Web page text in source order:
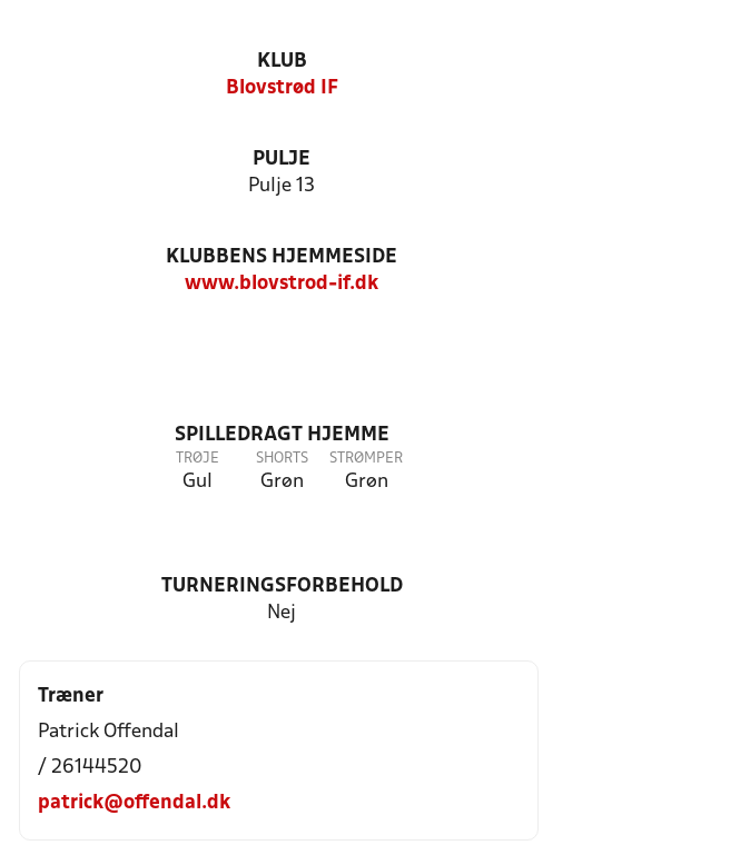
KLUB
Blovstrød IF
PULJE
Pulje 13
KLUBBENS HJEMMESIDE
www.blovstrod-if.dk
SPILLEDRAGT HJEMME
TRØJE
Gul
SHORTS
Grøn
STRØMPER
Grøn
TURNERINGSFORBEHOLD
Nej
Træner
Patrick Offendal
/ 26144520
patrick@offendal.dk